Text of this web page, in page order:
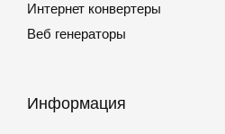
Интернет конвертеры
Веб генераторы
Информация